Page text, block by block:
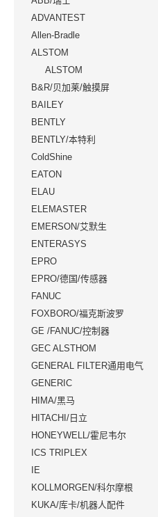
ADVANTEST
Allen-Bradle
ALSTOM
ALSTOM
B&R/贝加莱/触摸屏
BAILEY
BENTLY
BENTLY/本特利
ColdShine
EATON
ELAU
ELEMASTER
EMERSON/艾默生
ENTERASYS
EPRO
EPRO/德国/传感器
FANUC
FOXBORO/福克斯波罗
GE /FANUC/控制器
GEC ALSTHOM
GENERAL FILTER通用电气
GENERIC
HIMA/黑马
HITACHI/日立
HONEYWELL/霍尼韦尔
ICS TRIPLEX
IE
KOLLMORGEN/科尔摩根
KUKA/库卡/机器人配件